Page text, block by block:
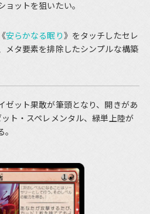
ットを狙いたい。
安らかなる眠り》をタッチしたセレ
メタ要素を排除したシンプルな構築
ット果敢が筆頭となり、開きがあ
ト・スペレメンタル、緑単上陸が